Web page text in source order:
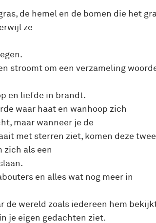
de hemel en de bomen die het
ze
stroomt om een verzameling
en liefde in brandt.
waar haat en wanhoop zich
maar wanneer je de
met sterren ziet, komen deze twee
zich als een
en alles wat nog meer in
de wereld zoals iedereen hem
je eigen gedachten ziet.